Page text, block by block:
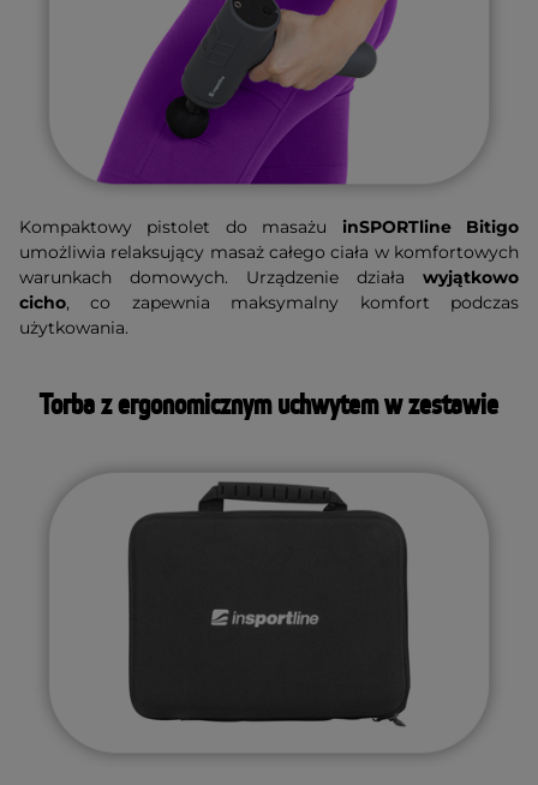
Kompaktowy pistolet do masażu inSPORTline Bitigo
umożliwia relaksujący masaż całego ciała w komfortowych
warunkach domowych. Urządzenie działa wyjątkowo
cicho, co zapewnia maksymalny komfort podczas
użytkowania.
Torba z ergonomicznym uchwytem w zestawie